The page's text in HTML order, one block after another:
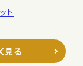
ト
見る